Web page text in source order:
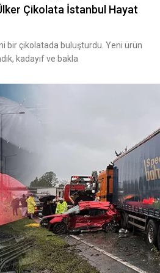
Çikolata İstanbul Hayat
bir çikolatada buluşturdu. Yeni ürün
kadayıf ve bakla